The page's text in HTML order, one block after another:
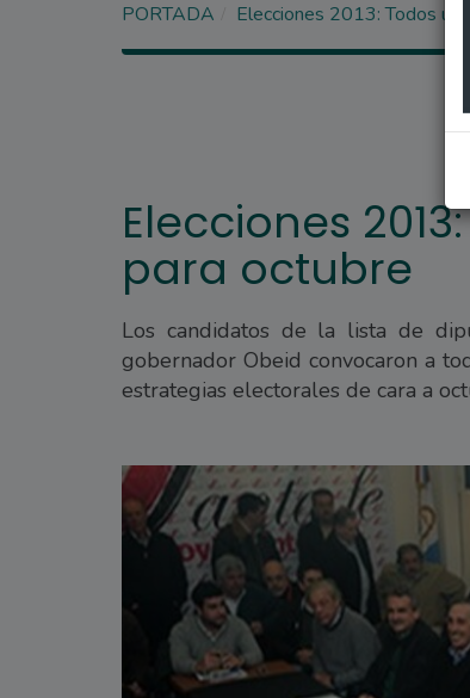
PORTADA Elecciones 2013: Todos
Elecciones
para octubre
Los candidatos de la lista de
gobernador Obeid convocaron a
estrategias electorales de cara a